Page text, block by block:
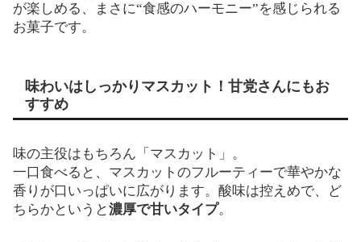
が楽しめる、まさに“食感のハーモニー”を感じられる
お菓子です。
味わいはしっかりマスカット！甘党さんにもお
すすめ
味の主役はもちろん「マスカット」。
一口食べると、マスカットのフルーティーで華やかな
香りが口いっぱいに広がります。酸味は控えめで、ど
ちらかというと濃厚で甘いタイプ。